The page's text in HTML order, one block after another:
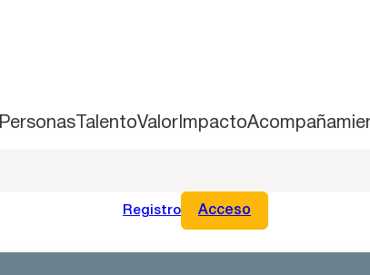
PersonasTalentoValorImpacto
Registro Acceso